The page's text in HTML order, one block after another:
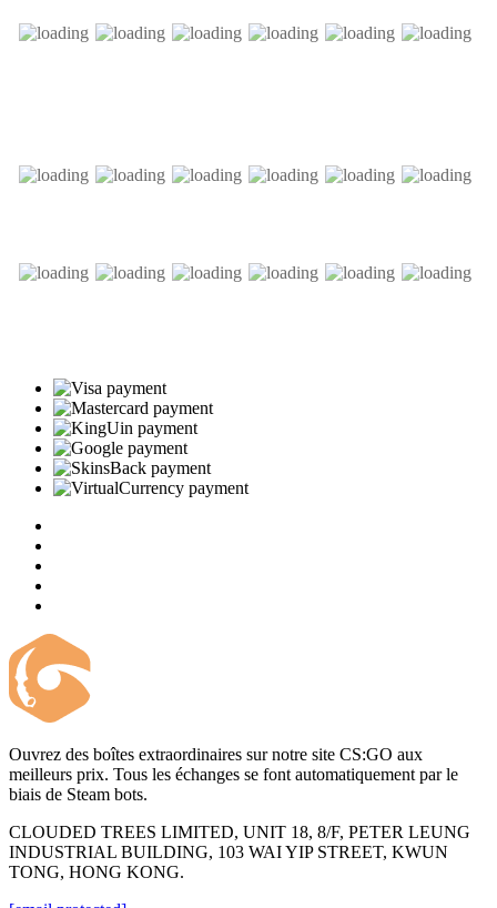
Ouvrez des boîtes extraordinaires sur notre site CS:GO aux
meilleurs prix. Tous les échanges se font automatiquement par le
biais de Steam bots.
CLOUDED TREES LIMITED, UNIT 18, 8/F, PETER LEUNG
INDUSTRIAL BUILDING, 103 WAI YIP STREET, KWUN
TONG, HONG KONG.